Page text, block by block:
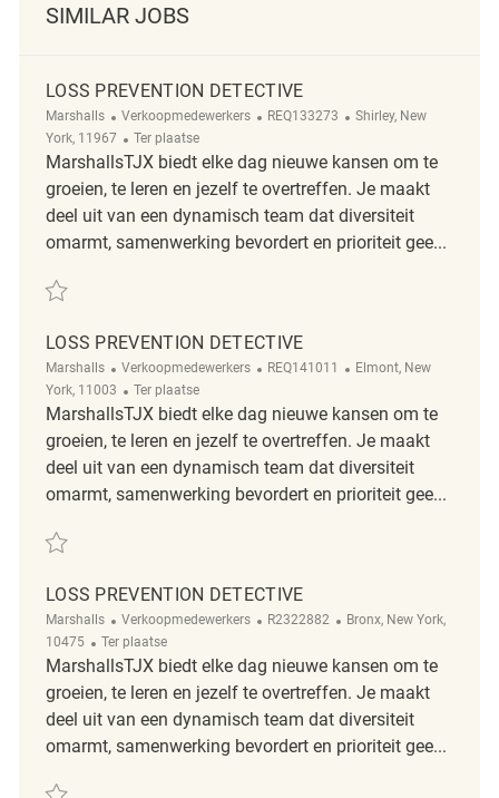
SIMILAR JOBS
LOSS PREVENTION DETECTIVE
Marshalls Categorie
Verkoopmedewerkers ReqId
REQ133273 Plaats
Shirley, New
York, 11967
Afgelegen
Ter plaatse
MarshallsTJX biedt elke dag nieuwe kansen om te
groeien, te leren en jezelf te overtreffen. Je maakt
deel uit van een dynamisch team dat diversiteit
omarmt, samenwerking bevordert en prioriteit gee...
Redden Loss Prevention Detective REQ133273
LOSS PREVENTION DETECTIVE
Marshalls Categorie
Verkoopmedewerkers ReqId
REQ141011 Plaats
Elmont, New
York, 11003
Afgelegen
Ter plaatse
MarshallsTJX biedt elke dag nieuwe kansen om te
groeien, te leren en jezelf te overtreffen. Je maakt
deel uit van een dynamisch team dat diversiteit
omarmt, samenwerking bevordert en prioriteit gee...
Redden Loss Prevention Detective REQ141011
LOSS PREVENTION DETECTIVE
Marshalls Categorie
Verkoopmedewerkers ReqId
R2322882 Plaats
Bronx, New York,
10475
Afgelegen
Ter plaatse
MarshallsTJX biedt elke dag nieuwe kansen om te
groeien, te leren en jezelf te overtreffen. Je maakt
deel uit van een dynamisch team dat diversiteit
omarmt, samenwerking bevordert en prioriteit gee...
Redden Loss Prevention Detective R2322882